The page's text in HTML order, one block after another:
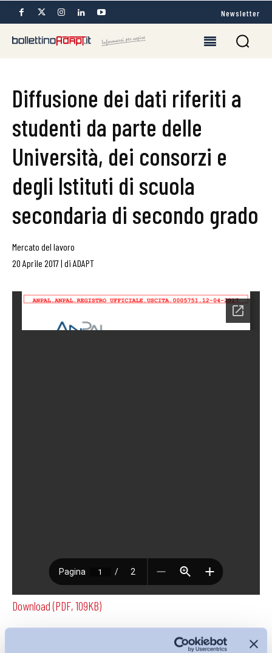
Newsletter
Diffusione dei dati riferiti a
studenti da parte delle
Università, dei consorzi e
degli Istituti di scuola
secondaria di secondo grado
Mercato del lavoro
20 Aprile 2017| di ADAPT
Download (PDF, 109KB)